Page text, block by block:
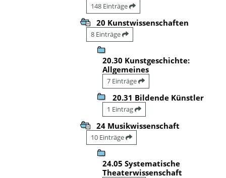
148 Einträge
20 Kunstwissenschaften
8 Einträge
20.30 Kunstgeschichte:
Allgemeines
7 Einträge
20.31 Bildende Künstler
1 Eintrag
24 Musikwissenschaft
10 Einträge
24.05 Systematische
Theaterwissenschaft